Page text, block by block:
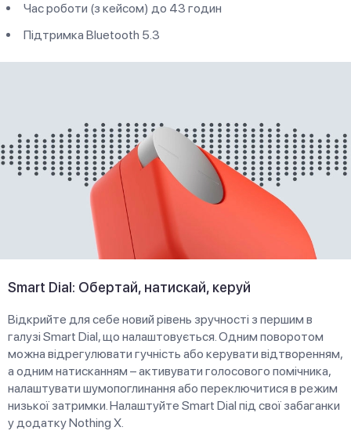
Час роботи (з кейсом) до 43 годин
Підтримка Bluetooth 5.3
Smart Dial: Обертай, натискай, керуй
Відкрийте для себе новий рівень зручності з першим в
галузі Smart Dial, що налаштовується. Одним поворотом
можна відрегулювати гучність або керувати відтворенням,
а одним натисканням – активувати голосового помічника,
налаштувати шумопоглинання або переключитися в режим
низької затримки. Налаштуйте Smart Dial під свої забаганки
у додатку Nothing X.